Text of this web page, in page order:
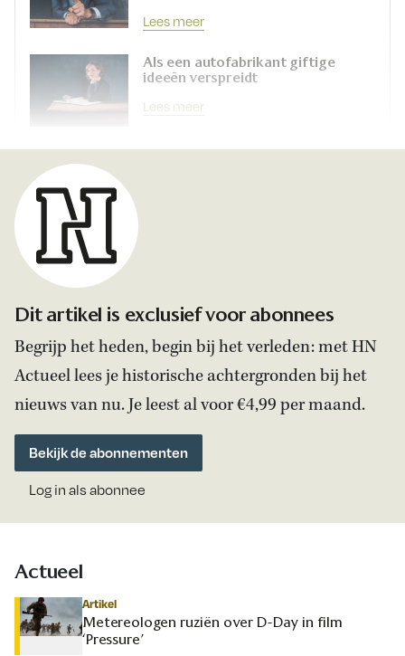
Lees meer
Als een autofabrikant giftige
ideeën verspreidt
Lees meer
Dit artikel is exclusief voor abonnees
Begrijp het heden, begin bij het verleden: met HN
Actueel lees je historische achtergronden bij het
nieuws van nu. Je leest al voor €4,99 per maand.
Bekijk de abonnementen
Log in als abonnee
Actueel
Artikel
Metereologen ruziën over D-Day in film
‘Pressure’